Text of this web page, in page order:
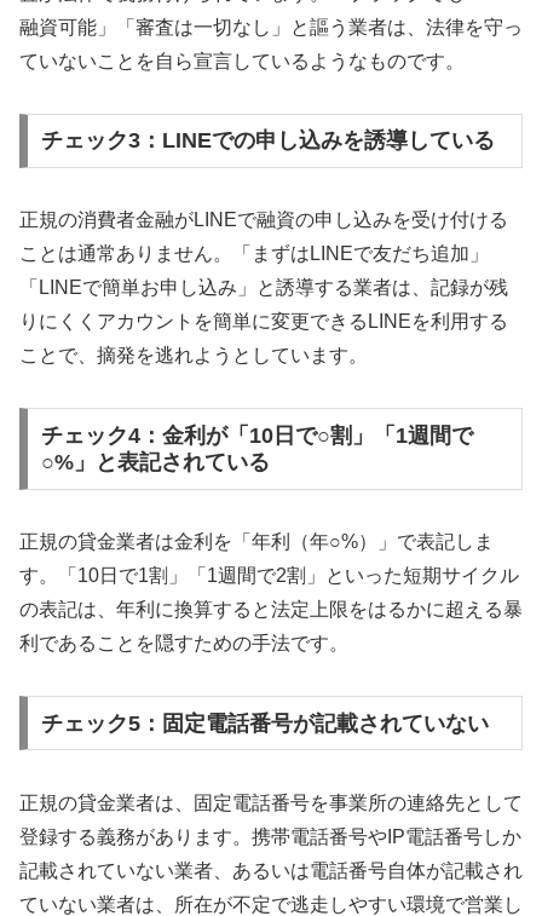
融資可能」「審査は一切なし」と謳う業者は、法律を守っ
ていないことを自ら宣言しているようなものです。
チェック3：LINEでの申し込みを誘導している
正規の消費者金融がLINEで融資の申し込みを受け付ける
ことは通常ありません。「まずはLINEで友だち追加」
「LINEで簡単お申し込み」と誘導する業者は、記録が残
りにくくアカウントを簡単に変更できるLINEを利用する
ことで、摘発を逃れようとしています。
チェック4：金利が「10日で○割」「1週間で
○%」と表記されている
正規の貸金業者は金利を「年利（年○%）」で表記しま
す。「10日で1割」「1週間で2割」といった短期サイクル
の表記は、年利に換算すると法定上限をはるかに超える暴
利であることを隠すための手法です。
チェック5：固定電話番号が記載されていない
正規の貸金業者は、固定電話番号を事業所の連絡先として
登録する義務があります。携帯電話番号やIP電話番号しか
記載されていない業者、あるいは電話番号自体が記載され
ていない業者は、所在が不定で逃走しやすい環境で営業し